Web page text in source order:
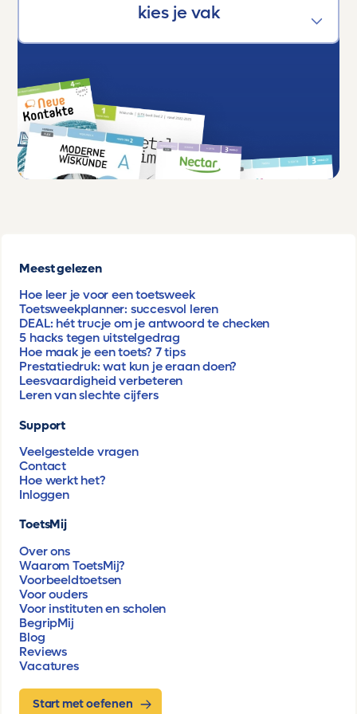
Meest gelezen
Hoe leer je voor een toetsweek
Toetsweekplanner: succesvol leren
DEAL: hét trucje om je antwoord te checken
5 hacks tegen uitstelgedrag
Hoe maak je een toets? 7 tips
Prestatiedruk: wat kun je eraan doen?
Leesvaardigheid verbeteren
Leren van slechte cijfers
Support
Veelgestelde vragen
Contact
Hoe werkt het?
Inloggen
ToetsMij
Over ons
Waarom ToetsMij?
Voorbeeldtoetsen
Voor ouders
Voor instituten en scholen
BegripMij
Blog
Reviews
Vacatures
Start met oefenen